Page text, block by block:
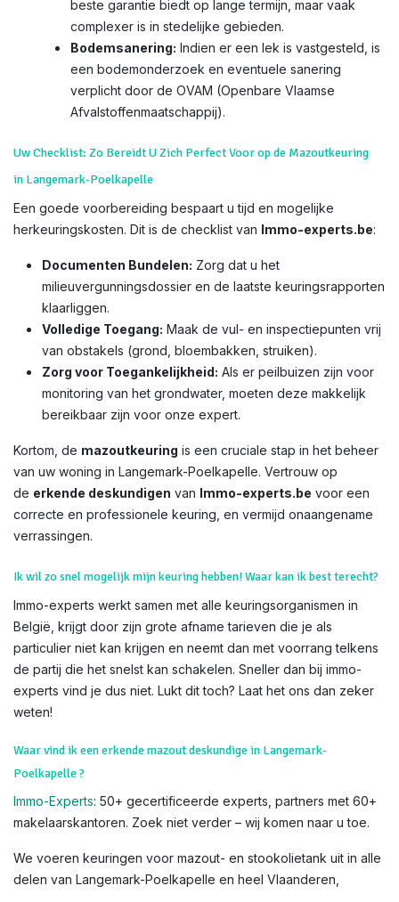
beste garantie biedt op lange termijn, maar vaak
complexer is in stedelijke gebieden.
Bodemsanering: Indien er een lek is vastgesteld, is
een bodemonderzoek en eventuele sanering
verplicht door de OVAM (Openbare Vlaamse
Afvalstoffenmaatschappij).
Uw Checklist: Zo Bereidt U Zich Perfect Voor op de Mazoutkeuring
in Langemark-Poelkapelle
Een goede voorbereiding bespaart u tijd en mogelijke
herkeuringskosten. Dit is de checklist van Immo-experts.be:
Documenten Bundelen: Zorg dat u het
milieuvergunningsdossier en de laatste keuringsrapporten
klaarliggen.
Volledige Toegang: Maak de vul- en inspectiepunten vrij
van obstakels (grond, bloembakken, struiken).
Zorg voor Toegankelijkheid: Als er peilbuizen zijn voor
monitoring van het grondwater, moeten deze makkelijk
bereikbaar zijn voor onze expert.
Kortom, de mazoutkeuring is een cruciale stap in het beheer
van uw woning in Langemark-Poelkapelle. Vertrouw op
de erkende deskundigen van Immo-experts.be voor een
correcte en professionele keuring, en vermijd onaangename
verrassingen.
Ik wil zo snel mogelijk mijn keuring hebben! Waar kan ik best terecht?
Immo-experts werkt samen met alle keuringsorganismen in
België, krijgt door zijn grote afname tarieven die je als
particulier niet kan krijgen en neemt dan met voorrang telkens
de partij die het snelst kan schakelen. Sneller dan bij immo-
experts vind je dus niet. Lukt dit toch? Laat het ons dan zeker
weten!
Waar vind ik een erkende mazout deskundige in Langemark-
Poelkapelle ?
Immo-Experts: 50+ gecertificeerde experts, partners met 60+
makelaarskantoren. Zoek niet verder – wij komen naar u toe.
We voeren keuringen voor mazout- en stookolietank uit in alle
delen van Langemark-Poelkapelle en heel Vlaanderen,